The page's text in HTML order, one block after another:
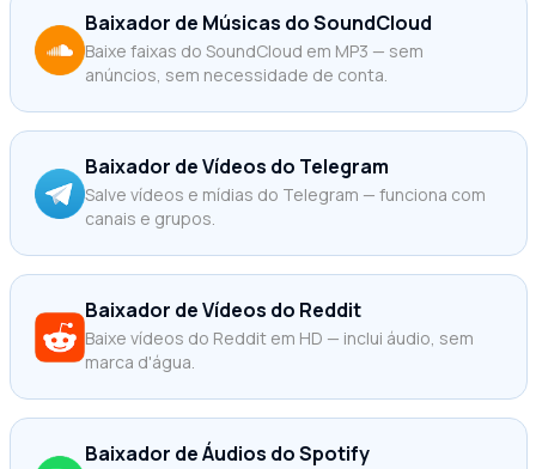
Baixador de Músicas do SoundCloud
Baixe faixas do SoundCloud em MP3 — sem
anúncios, sem necessidade de conta.
Baixador de Vídeos do Telegram
Salve vídeos e mídias do Telegram — funciona com
canais e grupos.
Baixador de Vídeos do Reddit
Baixe vídeos do Reddit em HD — inclui áudio, sem
marca d'água.
Baixador de Áudios do Spotify